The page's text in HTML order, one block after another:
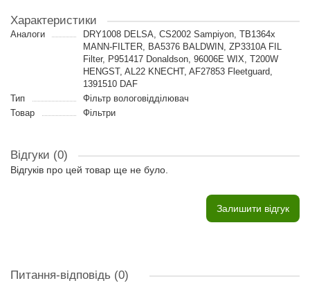
Характеристики
Аналоги
DRY1008 DELSA, CS2002 Sampiyon, TB1364x
MANN-FILTER, BA5376 BALDWIN, ZP3310A FIL
Filter, P951417 Donaldson, 96006E WIX, T200W
HENGST, AL22 KNECHT, AF27853 Fleetguard,
1391510 DAF
Тип
Фільтр вологовідділювач
Товар
Фільтри
Відгуки (0)
Відгуків про цей товар ще не було.
Залишити відгук
Питання-відповідь (0)